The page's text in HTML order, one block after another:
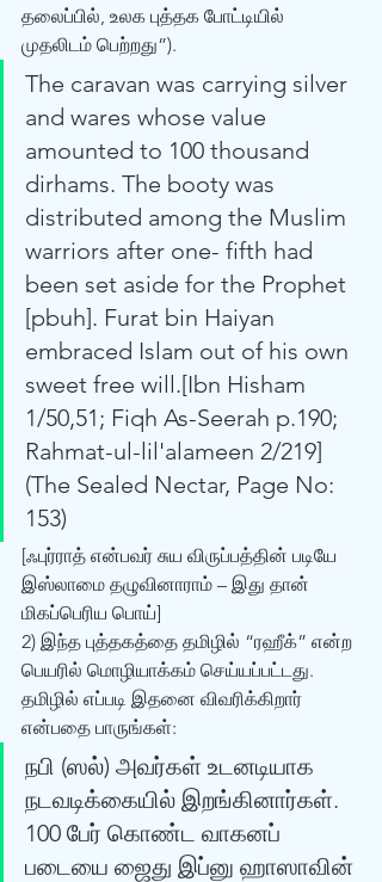
தலைப்பில், உலக புத்தக போட்டியில்
முதலிடம் பெற்றது”).
The caravan was carrying silver
and wares whose value
amounted to 100 thousand
dirhams. The booty was
distributed among the Muslim
warriors after one- fifth had
been set aside for the Prophet
[pbuh]. Furat bin Haiyan
embraced Islam out of his own
sweet free will.[Ibn Hisham
1/50,51; Fiqh As-Seerah p.190;
Rahmat-ul-lil'alameen 2/219]
(The Sealed Nectar, Page No:
153)
[ஃபுர்ராத் என்பவர் சுய விருப்பத்தின் படியே
இஸ்லாமை தழுவினாராம் – இது தான்
மிகப்பெரிய பொய்]
2) இந்த புத்தகத்தை தமிழில் “ரஹீக்” என்ற
பெயரில் மொழியாக்கம் செய்யப்பட்டது.
தமிழில் எப்படி இதனை விவரிக்கிறார்
என்பதை பாருங்கள்:
நபி (ஸல்) அவர்கள் உடனடியாக
நடவடிக்கையில் இறங்கினார்கள்.
100 பேர் கொண்ட வாகனப்
படையை ஜைது இப்னு ஹாஸாவின்